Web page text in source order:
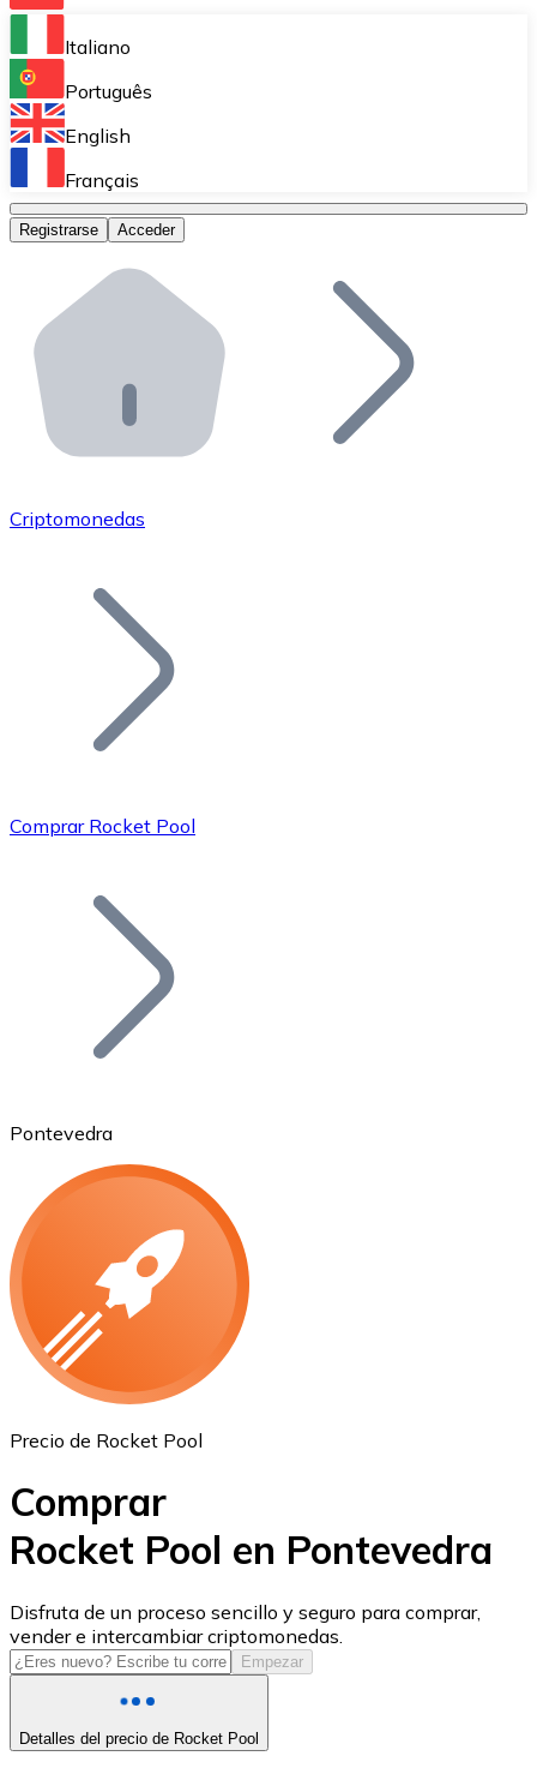
Bitnovo Ramp
Integra nuestra solución en tu plataforma.
Bitnovo Giftcards
Bitnovo OTC
Bitnovo ATM
Integra un ATM Bitnovo en tu negocio y permite que
Bitnovo API
Integra nuestra API en tu ecosistema.
Únete a nuestra red de distribuidores.
Añade tu proyecto a nuestro ecosistema.
Bitcoin
Ethereum
USD Coin
USDC
Italiano
Português
English
Français
Registrarse Acceder
Criptomonedas
Comprar Rocket Pool
Pontevedra
Precio de Rocket Pool
Comprar
Rocket Pool en Pontevedra
Disfruta de un proceso sencillo y seguro para comprar,
vender e intercambiar criptomonedas.
Empezar
Detalles del precio de Rocket Pool